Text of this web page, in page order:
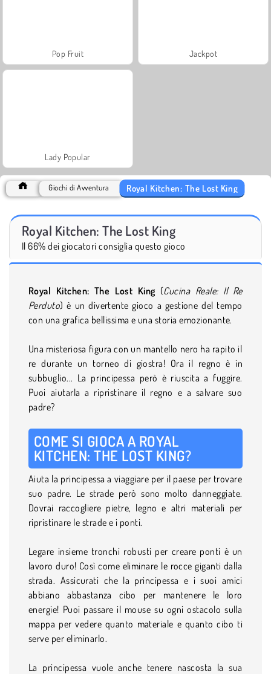
Pop Fruit Jackpot
Lady Popular
Giochi di Avventura Royal Kitchen: The Lost King
Royal Kitchen: The Lost King
Il 66% dei giocatori consiglia questo gioco
Royal Kitchen: The Lost King (Cucina Reale: Il Re
Perduto) è un divertente gioco a gestione del tempo
con una grafica bellissima e una storia emozionante.
Una misteriosa figura con un mantello nero ha rapito il
re durante un torneo di giostra! Ora il regno è in
subbuglio... La principessa però è riuscita a fuggire.
Puoi aiutarla a ripristinare il regno e a salvare suo
padre?
COME SI GIOCA A ROYAL
KITCHEN: THE LOST KING?
Aiuta la principessa a viaggiare per il paese per trovare
suo padre. Le strade però sono molto danneggiate.
Dovrai raccogliere pietre, legno e altri materiali per
ripristinare le strade e i ponti.
Legare insieme tronchi robusti per creare ponti è un
lavoro duro! Così come eliminare le rocce giganti dalla
strada. Assicurati che la principessa e i suoi amici
abbiano abbastanza cibo per mantenere le loro
energie! Puoi passare il mouse su ogni ostacolo sulla
mappa per vedere quanto materiale e quanto cibo ti
serve per eliminarlo.
La principessa vuole anche tenere nascosta la sua